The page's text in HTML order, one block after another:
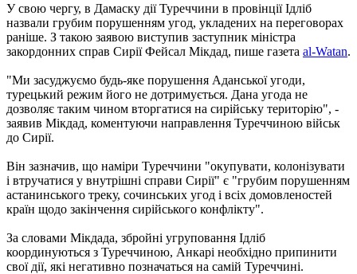
У свою чергу, в Дамаску дії Туреччини в провінції Ідліб
назвали грубим порушенням угод, укладених на переговорах
раніше. З такою заявою виступив заступник міністра
закордонних справ Сирії Фейсал Мікдад, пише газета al-Watan.
"Ми засуджуємо будь-яке порушення Аданської угоди,
турецький режим його не дотримується. Дана угода не
дозволяє таким чином вторгатися на сирійську територію", -
заявив Мікдад, коментуючи направлення Туреччиною військ
до Сирії.
Він зазначив, що наміри Туреччини "окупувати, колонізувати
і втручатися у внутрішні справи Сирії" є "грубим порушенням
астанинського треку, сочинських угод і всіх домовленостей
країн щодо закінчення сирійського конфлікту".
За словами Мікдада, збройні угруповання Ідліб
координуються з Туреччиною, Анкарі необхідно припинити
свої дії, які негативно позначаться на самій Туреччині.